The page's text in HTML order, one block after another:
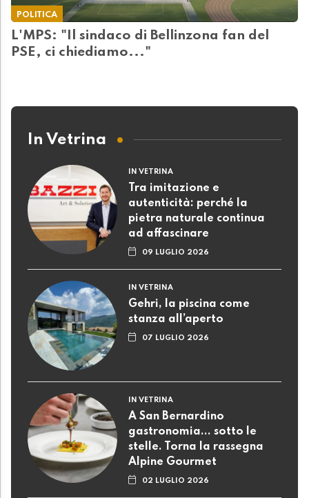
POLITICA
L'MPS: "Il sindaco di Bellinzona fan del
PSE, ci chiediamo..."
In Vetrina
IN VETRINA
Tra imitazione e
autenticità: perché la
pietra naturale continua
ad affascinare
09 LUGLIO 2026
IN VETRINA
Gehri, la piscina come
stanza all’aperto
07 LUGLIO 2026
IN VETRINA
A San Bernardino
gastronomia... sotto le
stelle. Torna la rassegna
Alpine Gourmet
02 LUGLIO 2026